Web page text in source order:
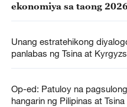
ekonomiya sa taong
Unang estratehikong
panlabas ng Tsina at
Op-ed: Patuloy na
hangarin ng Pilipinas at